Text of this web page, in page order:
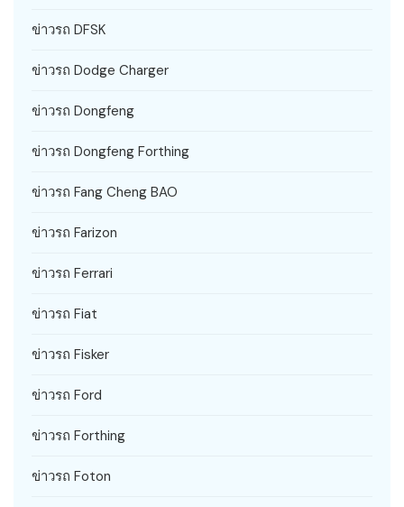
ข่าวรถ DFSK
ข่าวรถ Dodge Charger
ข่าวรถ Dongfeng
ข่าวรถ Dongfeng Forthing
ข่าวรถ Fang Cheng BAO
ข่าวรถ Farizon
ข่าวรถ Ferrari
ข่าวรถ Fiat
ข่าวรถ Fisker
ข่าวรถ Ford
ข่าวรถ Forthing
ข่าวรถ Foton